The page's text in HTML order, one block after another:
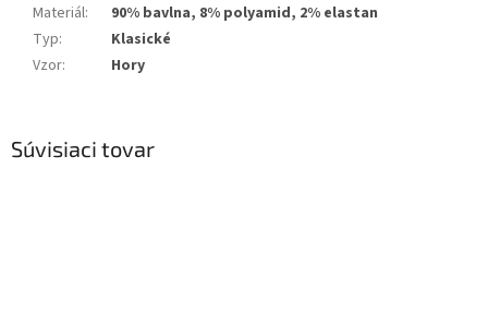
Súvisiaci tovar
Materiál:
90% bavlna, 8% polyamid, 2% elastan
Typ:
Klasické
Vzor: Hory